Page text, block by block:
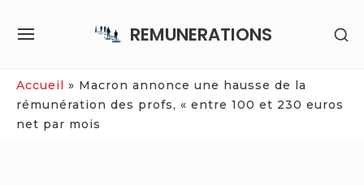
REMUNERATIONS
SITE
Accueil » Macron annonce une hausse de la
rémunération des profs, « entre 100 et 230 euros
net par mois